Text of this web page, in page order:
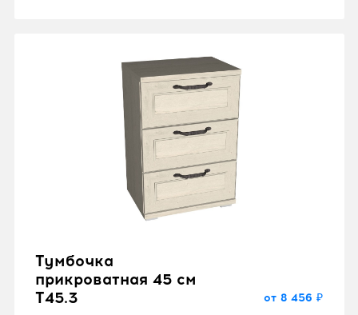
Тумбочка
прикроватная 45 см
T45.3
от 8 456 ₽